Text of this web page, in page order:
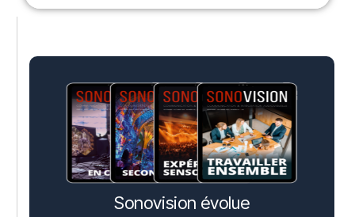
Sonovision évolue